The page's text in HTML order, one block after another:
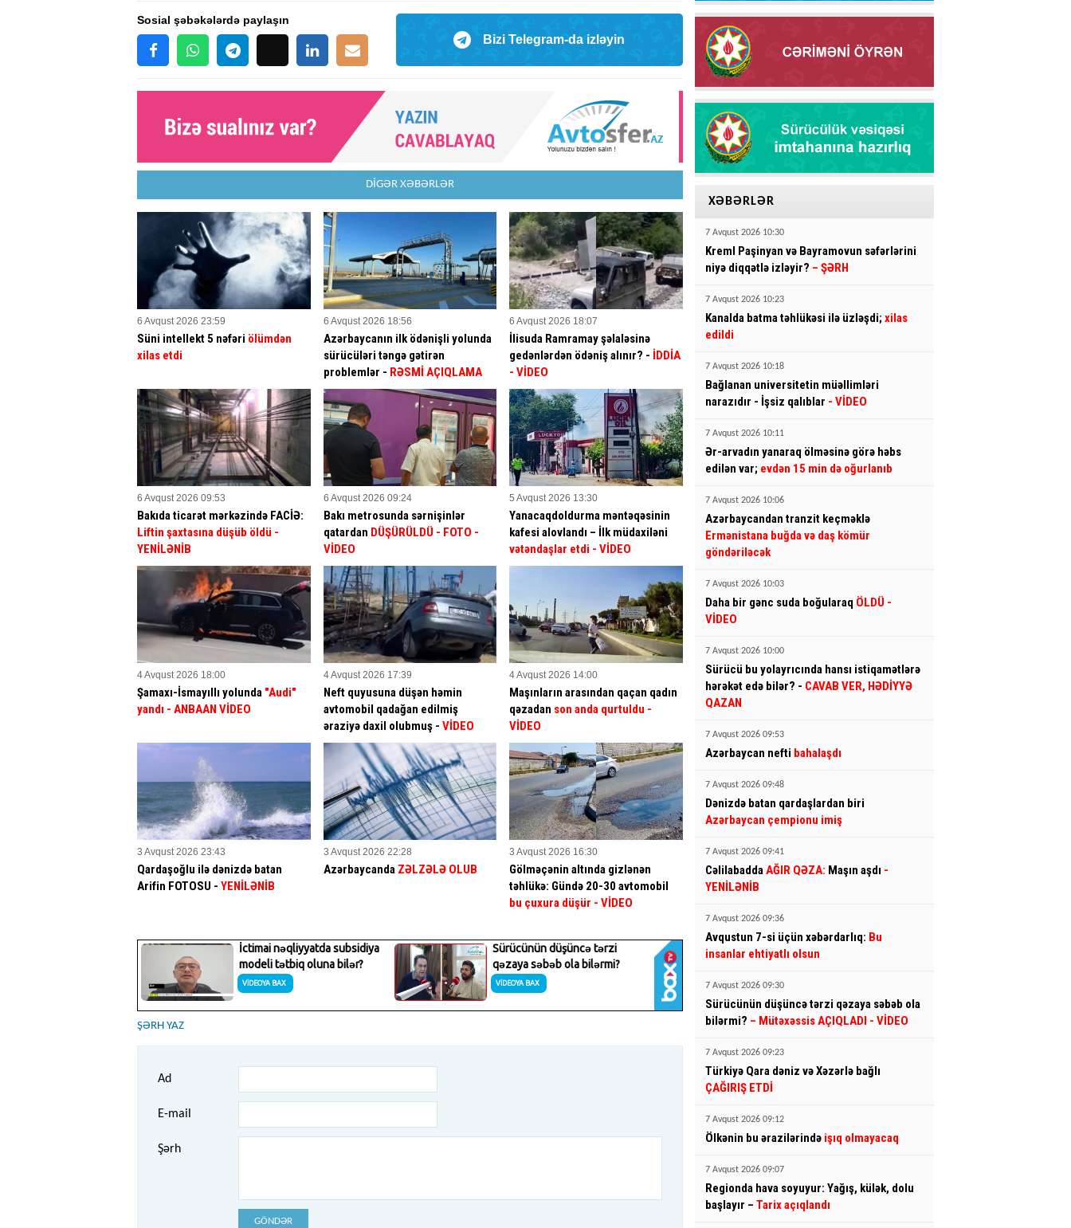
Sosial şəbəkələrdə paylaşın
Bizi Telegram-da izləyin
DİGƏR XƏBƏRLƏR
6 Avqust 2026 23:59
Süni intellekt 5 nəfəri ölümdən
xilas etdi
6 Avqust 2026 18:56
Azərbaycanın ilk ödənişli yolunda
sürücüləri təngə gətirən
problemlər - RƏSMİ AÇIQLAMA
6 Avqust 2026 18:07
İlisuda Ramramay şəlaləsinə
gedənlərdən ödəniş alınır? - İDDİA
- VİDEO
6 Avqust 2026 09:53
Bakıda ticarət mərkəzində FACİƏ:
Liftin şaxtasına düşüb öldü -
YENİLƏNİB
6 Avqust 2026 09:24
Bakı metrosunda sərnişinlər
qatardan DÜŞÜRÜLDÜ - FOTO -
VİDEO
5 Avqust 2026 13:30
Yanacaqdoldurma məntəqəsinin
kafesi alovlandı – İlk müdaxiləni
vətəndaşlar etdi - VİDEO
4 Avqust 2026 18:00
Şamaxı-İsmayıllı yolunda "Audi"
yandı - ANBAAN VİDEO
4 Avqust 2026 17:39
Neft quyusuna düşən həmin
avtomobil qadağan edilmiş
əraziyə daxil olubmuş - VİDEO
4 Avqust 2026 14:00
Maşınların arasından qaçan qadın
qəzadan son anda qurtuldu -
VİDEO
3 Avqust 2026 23:43
Qardaşoğlu ilə dənizdə batan
Arifin FOTOSU - YENİLƏNİB
3 Avqust 2026 22:28
Azərbaycanda ZƏLZƏLƏ OLUB
3 Avqust 2026 16:30
Gölməçənin altında gizlənən
təhlükə: Gündə 20-30 avtomobil
bu çuxura düşür - VİDEO
ŞƏRH YAZ
Ad
E-mail
Şərh
GÖNDƏR
XƏBƏRLƏR
7 Avqust 2026 10:30
Kreml Paşinyan və Bayramovun səfərlərini
niyə diqqətlə izləyir? – ŞƏRH
7 Avqust 2026 10:23
Kanalda batma təhlükəsi ilə üzləşdi; xilas
edildi
7 Avqust 2026 10:18
Bağlanan universitetin müəllimləri
narazıdır - İşsiz qalıblar - VİDEO
7 Avqust 2026 10:11
Ər-arvadın yanaraq ölməsinə görə həbs
edilən var; evdən 15 min də oğurlanıb
7 Avqust 2026 10:06
Azərbaycandan tranzit keçməklə
Ermənistana buğda və daş kömür
göndəriləcək
7 Avqust 2026 10:03
Daha bir gənc suda boğularaq ÖLDÜ -
VİDEO
7 Avqust 2026 10:00
Sürücü bu yolayrıcında hansı istiqamətlərə
hərəkət edə bilər? - CAVAB VER, HƏDİYYƏ
QAZAN
7 Avqust 2026 09:53
Azərbaycan nefti bahalaşdı
7 Avqust 2026 09:48
Dənizdə batan qardaşlardan biri
Azərbaycan çempionu imiş
7 Avqust 2026 09:41
CəlilabaddaAĞIR QƏZA: Maşın aşdı -
YENİLƏNİB
7 Avqust 2026 09:36
Avqustun 7-si üçün xəbərdarlıq: Bu
insanlar ehtiyatlı olsun
7 Avqust 2026 09:30
Sürücünün düşüncə tərzi qəzaya səbəb ola
bilərmi? – Mütəxəssis AÇIQLADI - VİDEO
7 Avqust 2026 09:23
Türkiyə Qara dəniz və Xəzərlə bağlı
ÇAĞIRIŞ ETDİ
7 Avqust 2026 09:12
Ölkənin bu ərazilərində işıq olmayacaq
7 Avqust 2026 09:07
Regionda hava soyuyur: Yağış, külək, dolu
başlayır – Tarix açıqlandı